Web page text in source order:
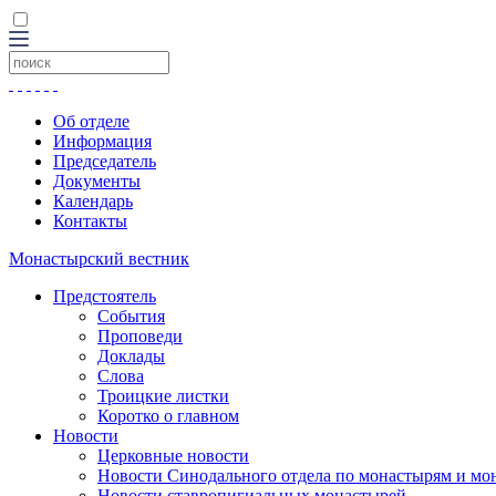
Об отделе
Информация
Председатель
Документы
Календарь
Контакты
Монастырский вестник
Предстоятель
События
Проповеди
Доклады
Слова
Троицкие листки
Коротко о главном
Новости
Церковные новости
Новости Синодального отдела по монастырям и